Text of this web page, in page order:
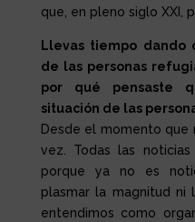
que, en pleno siglo XXI,
Llevas tiempo dando
de las personas
por qué pensaste
situación de las
Desde el momento que
vez. Todas las
porque ya no es
plasmar la magnitud ni
entendimos como